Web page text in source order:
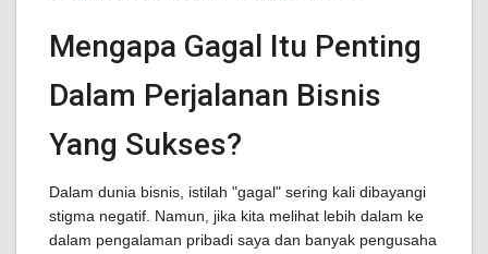
Mengapa Gagal Itu Penting
Dalam Perjalanan Bisnis
Yang Sukses?
Dalam dunia bisnis, istilah "gagal" sering kali dibayangi
stigma negatif. Namun, jika kita melihat lebih dalam ke
dalam pengalaman pribadi saya dan banyak pengusaha